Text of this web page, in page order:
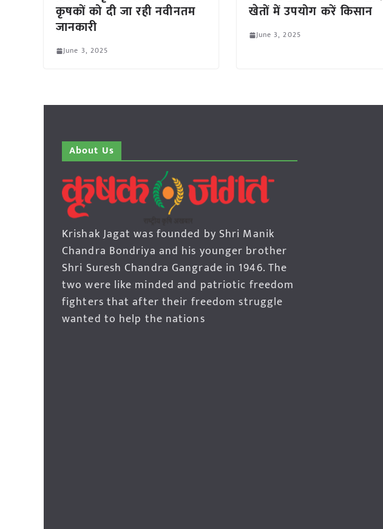
कृषकों को दी जा रही नवीनतम
जानकारी
June 3, 2025
खेतों में उपयोग करें किसान
June 3, 2025
About Us
Krishak Jagat was founded by Shri Manik
Chandra Bondriya and his younger brother
Shri Suresh Chandra Gangrade in 1946. The
two were like minded and patriotic freedom
fighters that after their freedom struggle
wanted to help the nations